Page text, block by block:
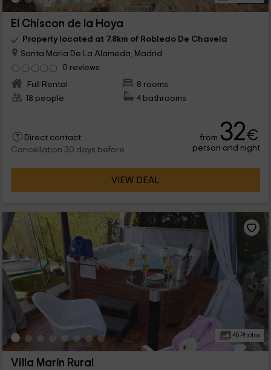
El Chiscon de la Hoya
Property located at 7.8km of Robledo De Chavela
Santa Maria De La Alameda, Madrid
0 reviews
Full Rental
8 rooms
18 people
4 bathrooms
Direct contact
Cancellation 30 days before
from 32€
person and night
VIEW DEAL
45 Photos
Villa Marín Rural